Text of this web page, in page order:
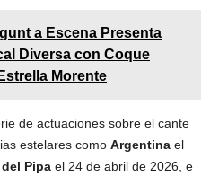
a Escena Presenta
Diversa con Coque
Morente
de actuaciones sobre el cante
estelares como Argentina el
Pipa el 24 de abril de 2026, e